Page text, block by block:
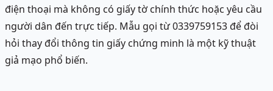
điện thoại mà không có giấy tờ chính thức hoặc yêu cầu
người dân đến trực tiếp. Mẫu gọi từ 0339759153 để đòi
hỏi thay đổi thông tin giấy chứng minh là một kỹ thuật
giả mạo phổ biến.